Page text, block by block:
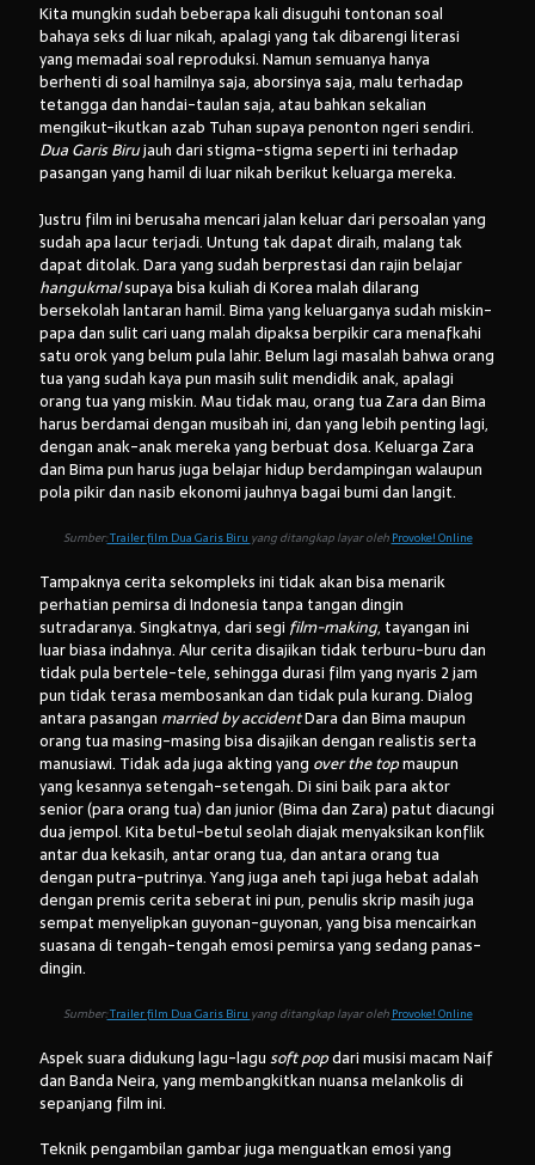
Kita mungkin sudah beberapa kali disuguhi tontonan soal
bahaya seks di luar nikah, apalagi yang tak dibarengi literasi
yang memadai soal reproduksi. Namun semuanya hanya
berhenti di soal hamilnya saja, aborsinya saja, malu terhadap
tetangga dan handai-taulan saja, atau bahkan sekalian
mengikut-ikutkan azab Tuhan supaya penonton ngeri sendiri.
Dua Garis Birujauh dari stigma-stigma seperti ini terhadap
pasangan yang hamil di luar nikah berikut keluarga mereka.
Justru film ini berusaha mencari jalan keluar dari persoalan yang
sudah apa lacur terjadi. Untung tak dapat diraih, malang tak
dapat ditolak. Dara yang sudah berprestasi dan rajin belajar
hangukmalsupaya bisa kuliah di Korea malah dilarang
bersekolah lantaran hamil. Bima yang keluarganya sudah miskin-
papa dan sulit cari uang malah dipaksa berpikir cara menafkahi
satu orok yang belum pula lahir. Belum lagi masalah bahwa orang
tua yang sudah kaya pun masih sulit mendidik anak, apalagi
orang tua yang miskin. Mau tidak mau, orang tua Zara dan Bima
harus berdamai dengan musibah ini, dan yang lebih penting lagi,
dengan anak-anak mereka yang berbuat dosa. Keluarga Zara
dan Bima pun harus juga belajar hidup berdampingan walaupun
pola pikir dan nasib ekonomi jauhnya bagai bumi dan langit.
Sumber:Trailer film Dua Garis Biru yang ditangkap layar oleh Provoke! Online
Tampaknya cerita sekompleks ini tidak akan bisa menarik
perhatian pemirsa di Indonesia tanpa tangan dingin
sutradaranya. Singkatnya, dari segi film-making, tayangan ini
luar biasa indahnya. Alur cerita disajikan tidak terburu-buru dan
tidak pula bertele-tele, sehingga durasi film yang nyaris 2 jam
pun tidak terasa membosankan dan tidak pula kurang. Dialog
antara pasangan married by accidentDara dan Bima maupun
orang tua masing-masing bisa disajikan dengan realistis serta
manusiawi. Tidak ada juga akting yang over the topmaupun
yang kesannya setengah-setengah. Di sini baik para aktor
senior (para orang tua) dan junior (Bima dan Zara) patut diacungi
dua jempol. Kita betul-betul seolah diajak menyaksikan konflik
antar dua kekasih, antar orang tua, dan antara orang tua
dengan putra-putrinya. Yang juga aneh tapi juga hebat adalah
dengan premis cerita seberat ini pun, penulis skrip masih juga
sempat menyelipkan guyonan-guyonan, yang bisa mencairkan
suasana di tengah-tengah emosi pemirsa yang sedang panas-
dingin.
Sumber:Trailer film Dua Garis Biru yang ditangkap layar oleh Provoke! Online
Aspek suara didukung lagu-lagusoft popdari musisi macam Naif
dan Banda Neira, yang membangkitkan nuansa melankolis di
sepanjang film ini.
Teknik pengambilan gambar juga menguatkan emosi yang